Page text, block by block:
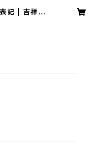
記 | 吉祥寺